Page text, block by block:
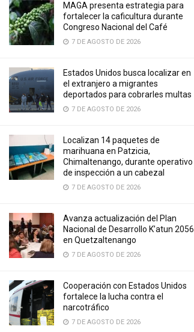
MAGA presenta estrategia para
fortalecer la caficultura durante
Congreso Nacional del Café
7 DE AGOSTO DE 2026
Estados Unidos busca localizar en
el extranjero a migrantes
deportados para cobrarles multas
7 DE AGOSTO DE 2026
Localizan 14 paquetes de
marihuana en Patzicia,
Chimaltenango, durante operativo
de inspección a un cabezal
7 DE AGOSTO DE 2026
Avanza actualización del Plan
Nacional de Desarrollo K’atun 2056
en Quetzaltenango
7 DE AGOSTO DE 2026
Cooperación con Estados Unidos
fortalece la lucha contra el
narcotráfico
7 DE AGOSTO DE 2026